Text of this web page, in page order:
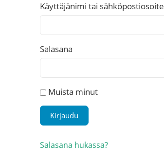
Käyttäjänimi tai sähköpostiosoite
Salasana
Muista minut
Salasana hukassa?